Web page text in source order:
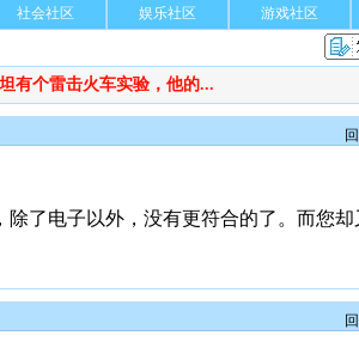
社会社区 娱乐社区 游戏社区
有个雷击火车实验，他的...
了电子以外，没有更符合的了。而您却